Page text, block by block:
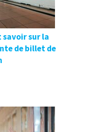
savoir sur la
de billet de